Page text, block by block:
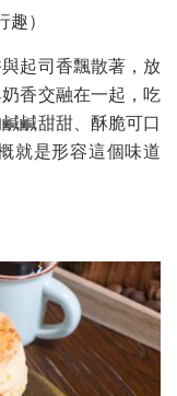
）
起司香飄散著，放
香交融在一起，吃
鹹甜甜、酥脆可口
就是形容這個味道